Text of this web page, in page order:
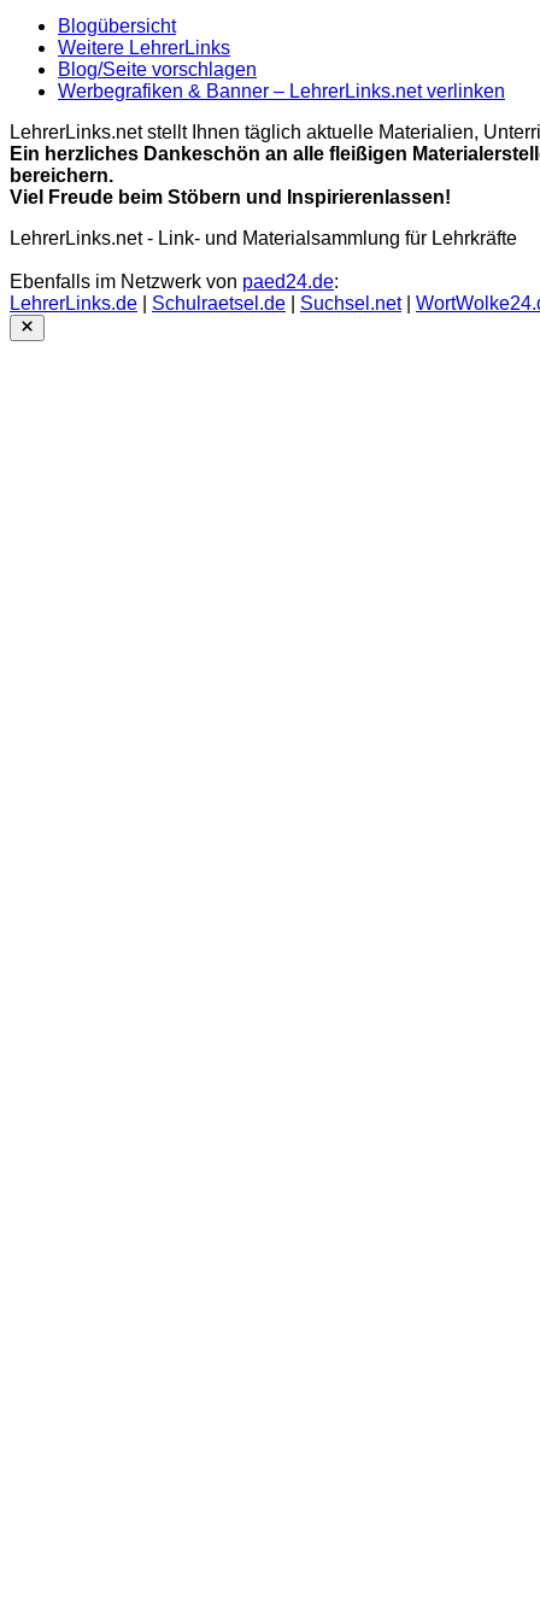
Blogübersicht
Weitere LehrerLinks
Blog/Seite vorschlagen
Werbegrafiken & Banner – LehrerLinks.net verlinken
LehrerLinks.net stellt Ihnen täglich aktuelle Materialien,
Ein herzliches Dankeschön an alle fleißigen
bereichern.
Viel Freude beim Stöbern und Inspirierenlassen!
LehrerLinks.net - Link- und Materialsammlung für Lehrkräfte
Ebenfalls im Netzwerk von paed24.de:
LehrerLinks.de
Schulraetsel.de Suchsel.net|
Close